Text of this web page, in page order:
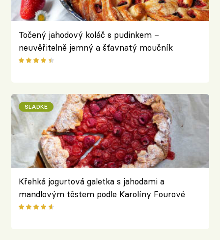
Točený jahodový koláč s pudinkem –
neuvěřitelně jemný a šťavnatý moučník
SLADKÉ
Křehká jogurtová galetka s jahodami a
mandlovým těstem podle Karolíny Fourové